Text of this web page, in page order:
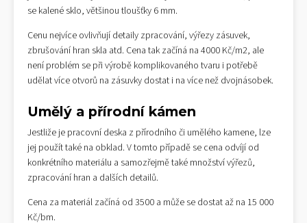
se kalené sklo, většinou tloušťky 6 mm.
Cenu nejvíce ovlivňují detaily zpracování, výřezy zásuvek,
zbrušování hran skla atd. Cena tak začíná na 4000 Kč/m2, ale
není problém se při výrobě komplikovaného tvaru i potřebě
udělat více otvorů na zásuvky dostat i na více než dvojnásobek.
Umělý a přírodní kámen
Jestliže je pracovní deska z přírodního či umělého kamene, lze
jej použít také na obklad. V tomto případě se cena odvíjí od
konkrétního materiálu a samozřejmě také množství výřezů,
zpracování hran a dalších detailů.
Cena za materiál začíná od 3500 a může se dostat až na 15 000
Kč/bm.